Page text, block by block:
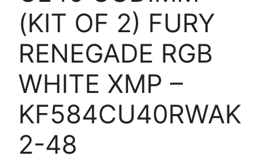
(KIT OF 2) FURY
RENEGADE RGB
WHITE XMP –
KF584CU40RWAK
2-48